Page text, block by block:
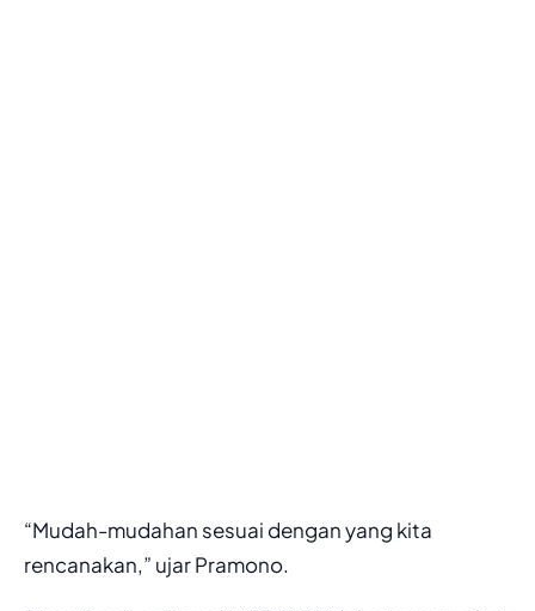
“Mudah-mudahan sesuai dengan yang kita
rencanakan,” ujar Pramono.